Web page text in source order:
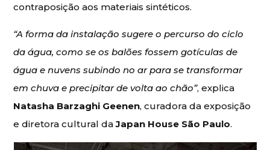
contraposição aos materiais sintéticos.
“A forma da instalação sugere o percurso do ciclo
da água, como se os balões fossem gotículas de
água e nuvens subindo no ar para se transformar
em chuva e precipitar de volta ao chão”, explica
Natasha Barzaghi Geenen, curadora da exposição
e diretora cultural daJapan House São Paulo.